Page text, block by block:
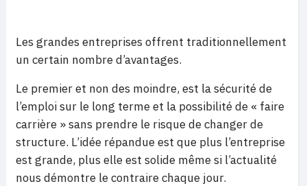
Les grandes entreprises offrent traditionnellement
un certain nombre d’avantages.
Le premier et non des moindre, est la sécurité de
l’emploi sur le long terme et la possibilité de « faire
carrière » sans prendre le risque de changer de
structure. L’idée répandue est que plus l’entreprise
est grande, plus elle est solide même si l’actualité
nous démontre le contraire chaque jour.